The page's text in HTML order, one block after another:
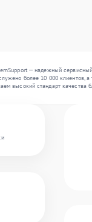
— надежный
более 10 000 клиентов,
высокий стандарт качества